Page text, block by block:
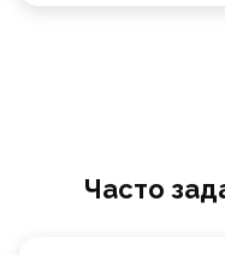
Часто